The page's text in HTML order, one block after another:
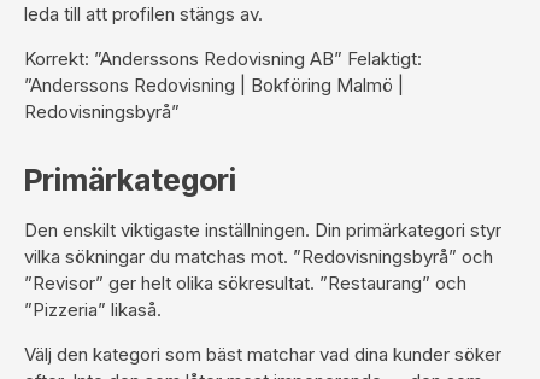
leda till att profilen stängs av.
Korrekt: ”Anderssons Redovisning AB” Felaktigt:
”Anderssons Redovisning | Bokföring Malmö |
Redovisningsbyrå”
Primärkategori
Den enskilt viktigaste inställningen. Din primärkategori styr
vilka sökningar du matchas mot. ”Redovisningsbyrå” och
”Revisor” ger helt olika sökresultat. ”Restaurang” och
”Pizzeria” likaså.
Välj den kategori som bäst matchar vad dina kunder söker